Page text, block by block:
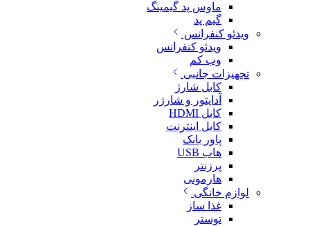
ماوس پد گیمینگ
گیم پد
ویدئو کنفرانس
ویدئو کنفرانس
وب کم
تجهیزات جانبی
کابل شارژ
آداپتور و شارژر
کابل HDMI
کابل اینترنت
پاور بانک
هاب USB
پرزنتر
هارمونی
لوازم خانگی
غذا ساز
توستر